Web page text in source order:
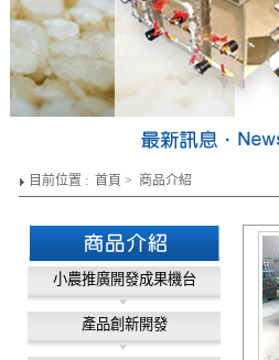
目前位置 : 首頁 > 商品介紹
小農推廣開發成果機台
產品創新開發